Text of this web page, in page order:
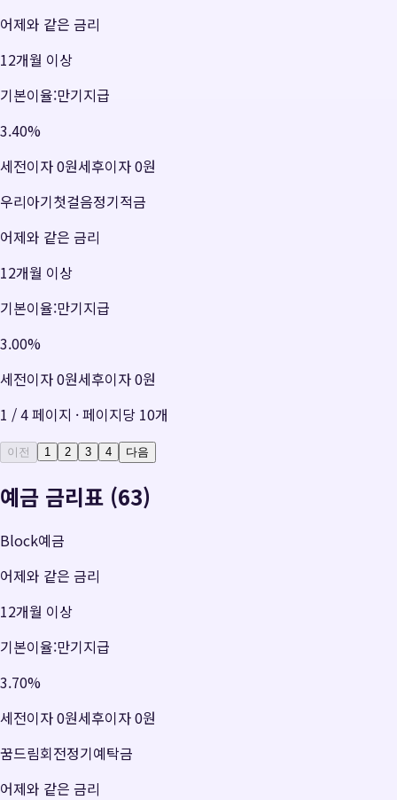
어제와 같은 금리
12개월 이상
기본이율:만기지급
3.40%
세전이자0원세후이자0원
우리아기첫걸음정기적금
어제와 같은 금리
12개월 이상
기본이율:만기지급
3.00%
세전이자0원세후이자0원
1 /4페이지 · 페이지당 10개
이전 1 2 3 4 다음
예금 금리표 (63)
Block예금
어제와 같은 금리
12개월 이상
기본이율:만기지급
3.70%
세전이자0원세후이자0원
꿈드림회전정기예탁금
어제와 같은 금리